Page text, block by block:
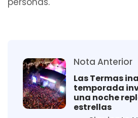
Nota Anterior
Las Termas
temporada
una noche
estrellas